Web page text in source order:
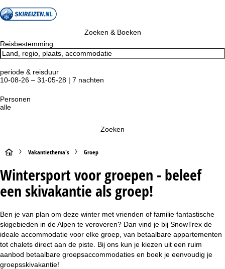
Zoeken & Boeken
Reisbestemming
periode & reisduur
10-08-26 – 31-05-28 | 7 nachten
Personen
alle
Zoeken
S
t
a
r
t
p
Vakantiethema's Groep
Wintersport voor groepen - beleef
een skivakantie als groep!
Ben je van plan om deze winter met vrienden of familie fantastische
skigebieden in de Alpen te veroveren? Dan vind je bij SnowTrex de
ideale accommodatie voor elke groep, van betaalbare appartementen
tot chalets direct aan de piste. Bij ons kun je kiezen uit een ruim
aanbod betaalbare groepsaccommodaties en boek je eenvoudig je
groepsskivakantie!